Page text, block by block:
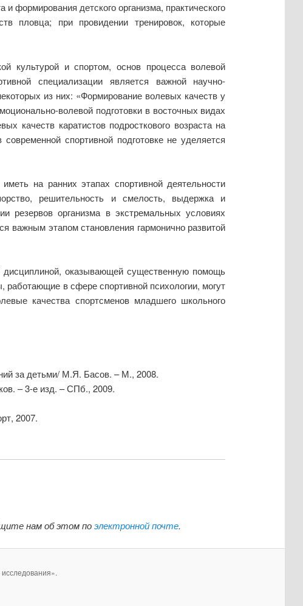
формирования детского организма, практического
пловца; при провидении тренировок, которые
культурой и спортом, основ процесса волевой
специализации является важной научно-
из них: «Формирование волевых качеств у
волевой подготовки в восточных видах
качеств каратистов подросткового возраста на
спортивной подготовке не уделяется
на ранних этапах спортивной деятельности
решительность и смелость, выдержка и
резервов организма в экстремальных условиях
важным этапом становления гармонично развитой
дисциплиной, оказывающей существенную помощь
в сфере спортивной психологии, могут
качества спортсменов младшего школьного
за детьми/ М.Я. Басов. – М., 2008.
– 3-е изд. – СПб., 2009.
2007.
нам об этом поэлектронной почте.